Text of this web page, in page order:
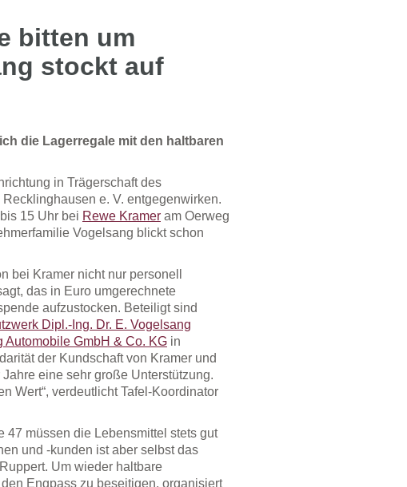
bitten um
stockt auf
die Lagerregale mit den haltbaren
in Trägerschaft des
e. V. entgegenwirken.
15 Uhr bei Rewe Krameram Oerweg
Vogelsang blickt schon
bei Kramer nicht nur personell
das in Euro umgerechnete
aufzustocken. Beteiligt sind
Dipl.-Ing. Dr. E. Vogelsang
Automobile GmbH & Co. KGin
der Kundschaft von Kramer und
eine sehr große Unterstützung.
Wert“, verdeutlicht Tafel-Koordinator
47 müssen die Lebensmittel stets gut
und -kunden ist aber selbst das
Um wieder haltbare
Engpass zu beseitigen, organisiert